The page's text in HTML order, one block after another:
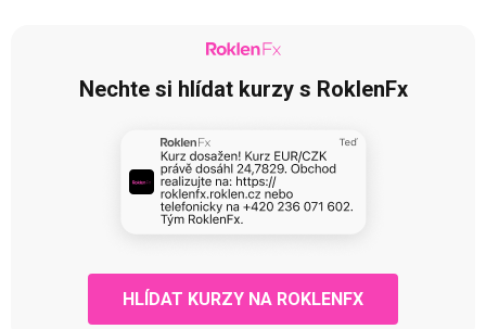
Nechte si hlídat kurzy s RoklenFx
HLÍDAT KURZY NA ROKLENFX